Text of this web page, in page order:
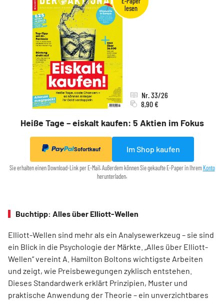
Heiße Tage – eiskalt kaufen: 5 Aktien im Fokus
Nr. 33/26
8,90 €
Sofortkauf Im Shop kaufen
Sie erhalten einen Download-Link per E-Mail. Außerdem können Sie gekaufte E-Paper in Ihrem Konto
herunterladen.
Buchtipp: Alles über Elliott-Wellen
Elliott-Wellen sind mehr als ein Analysewerkzeug – sie sind
ein Blick in die Psychologie der Märkte. „Alles über Elliott-
Wellen“ vereint A. Hamilton Boltons wichtigste Arbeiten
und zeigt, wie Preisbewegungen zyklisch entstehen.
Dieses Standardwerk erklärt Prinzipien, Muster und
praktische Anwendung der Theorie – ein unverzichtbares